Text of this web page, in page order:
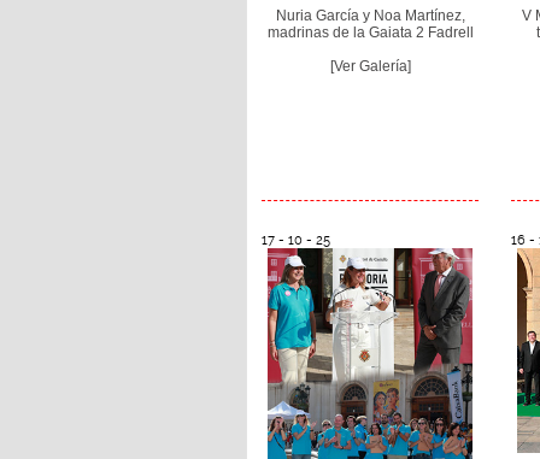
Nuria García y Noa Martínez,
madrinas de la Gaiata 2 Fadrell
[Ver Galería]
V
17 - 10 - 25 16 -